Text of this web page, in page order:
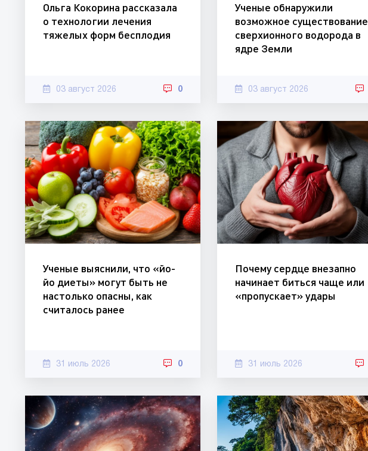
Ольга Кокорина рассказала
о технологии лечения
тяжелых форм бесплодия
03 август 2026 0
Ученые обнаружили
возможное существование
сверхионного водорода в
ядре Земли
03 август 2026
Ученые выяснили, что «йо-
йо диеты» могут быть не
настолько опасны, как
считалось ранее
31 июль 2026 0
Почему сердце внезапно
начинает биться чаще или
«пропускает» удары
31 июль 2026